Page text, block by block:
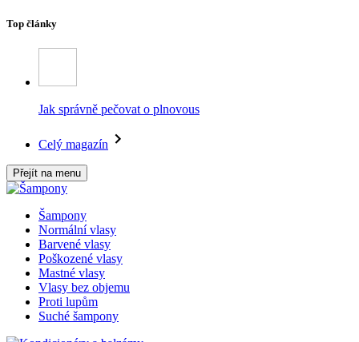
Top články
Jak správně pečovat o plnovous
Celý magazín
Přejít na menu
Šampony
Normální vlasy
Barvené vlasy
Poškozené vlasy
Mastné vlasy
Vlasy bez objemu
Proti lupům
Suché šampony